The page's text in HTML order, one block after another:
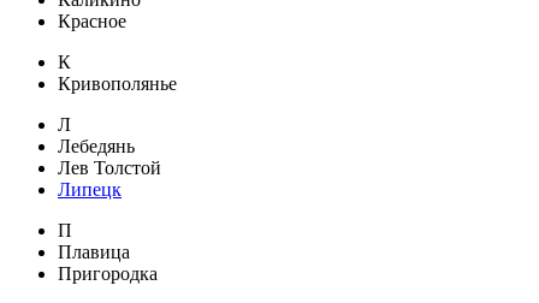
Красное
К
Кривополянье
Л
Лебедянь
Лев Толстой
Липецк
П
Плавица
Пригородка